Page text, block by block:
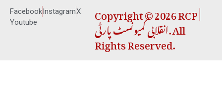
FacebookInstagramX
Youtube
Copyright © 2026 RCP |
انقلابی کمیونسٹ پارٹی. All
Rights Reserved.